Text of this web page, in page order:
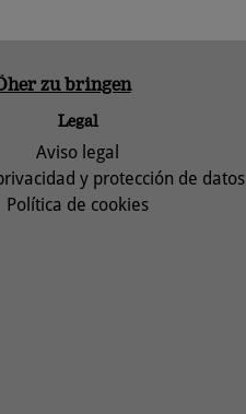
zu bringen
Legal
Aviso legal
y protección de datos
Política de cookies